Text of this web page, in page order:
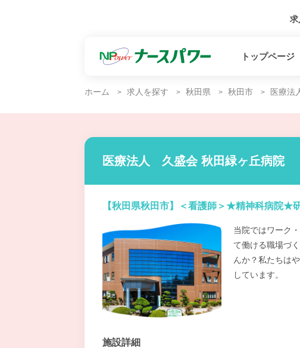
求
トップページ
ホーム 求人を探す 秋田県 秋田市 医療法
医療法人 久盛会 秋田緑ヶ丘病院
【秋田県秋田市】＜看護師＞★精神科病院
当院ではワーク
て働ける職場づ
んか？私たちは
しています。
施設詳細